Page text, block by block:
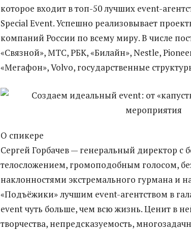
которое входит в топ-50 лучших event-
Special Event. Успешно реализовывает
компаний России по всему миру. В числе
«Связной», МТС, РБК, «Билайн», Nestle,
«Мегафон», Volvo, государственные
О спикере
Сергей Горбачев — генеральный директор с
телосложением, громоподобным голосом,
наклонностями экстремального гурмана и
«Подъёжики» лучшим event-агентством в
event чуть больше, чем всю жизнь. Ценит в
творчества, непредсказуемость,